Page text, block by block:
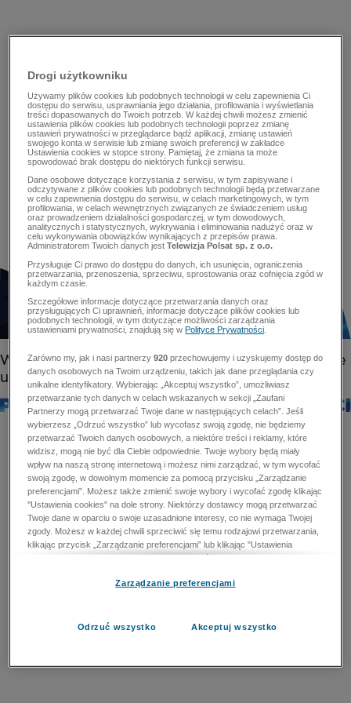
Drogi użytkowniku
Używamy plików cookies lub podobnych technologii w celu zapewnienia Ci
dostępu do serwisu, usprawniania jego działania, profilowania i wyświetlania
treści dopasowanych do Twoich potrzeb. W każdej chwili możesz zmienić
ustawienia plików cookies lub podobnych technologii poprzez zmianę
ustawień prywatności w przeglądarce bądź aplikacji, zmianę ustawień
swojego konta w serwisie lub zmianę swoich preferencji w zakładce
Ustawienia cookies w stopce strony. Pamiętaj, że zmiana ta może
spowodować brak dostępu do niektórych funkcji serwisu.
Dane osobowe dotyczące korzystania z serwisu, w tym zapisywane i
odczytywane z plików cookies lub podobnych technologii będą przetwarzane
w celu zapewnienia dostępu do serwisu, w celach marketingowych, w tym
profilowania, w celach wewnętrznych związanych ze świadczeniem usług
oraz prowadzeniem działalności gospodarczej, w tym dowodowych,
analitycznych i statystycznych, wykrywania i eliminowania nadużyć oraz w
celu wykonywania obowiązków wynikających z przepisów prawa.
Administratorem Twoich danych jestTelewizja Polsat sp. z o.o.
Przysługuje Ci prawo do dostępu do danych, ich usunięcia, ograniczenia
przetwarzania, przenoszenia, sprzeciwu, sprostowania oraz cofnięcia zgód w
każdym czasie.
Szczegółowe informacje dotyczące przetwarzania danych oraz
przysługujących Ci uprawnień, informacje dotyczące plików cookies lub
podobnych technologii, w tym dotyczące możliwości zarządzania
ustawieniami prywatności, znajdują się wPolityce Prywatności
Zarówno my, jak i nasi partnerzy920 przechowujemy i uzyskujemy dostęp do
danych osobowych na Twoim urządzeniu, takich jak dane przeglądania czy
unikalne identyfikatory. Wybierając „Akceptuj wszystko”, umożliwiasz
przetwarzanie tych danych w celach wskazanych w sekcji „Zaufani
Partnerzy mogą przetwarzać Twoje dane w następujących celach”. Jeśli
wybierzesz „Odrzuć wszystko” lub wycofasz swoją zgodę, nie będziemy
przetwarzać Twoich danych osobowych, a niektóre treści i reklamy, które
widzisz, mogą nie być dla Ciebie odpowiednie. Twoje wybory będą miały
wpływ na naszą stronę internetową i możesz nimi zarządzać, w tym wycofać
swoją zgodę, w dowolnym momencie za pomocą przycisku „Zarządzanie
preferencjami”. Możesz także zmienić swoje wybory i wycofać zgodę klikając
"Ustawienia cookies" na dole strony. Niektórzy dostawcy mogą przetwarzać
Twoje dane w oparciu o swoje uzasadnione interesy, co nie wymaga Twojej
zgody. Możesz w każdej chwili sprzeciwić się temu rodzajowi przetwarzania,
klikając przycisk „Zarządzanie preferencjami” lub klikając "Ustawienia
cookies" na dole strony. Nie możesz sprzeciwić się przetwarzaniu przez
zapobiegania oszustwom i naprawiania błędów, a w tym celu mogą zostać
przetwarzaniu danych osobowych w celu dostarczania i prezentacji reklam i
Zarządzanie preferencjami
Odrzuć wszystko Akceptuj wszystko